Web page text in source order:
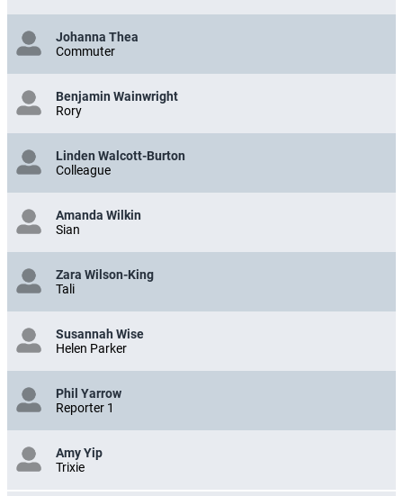
Johanna Thea
Commuter
Benjamin Wainwright
Rory
Linden Walcott-Burton
Colleague
Amanda Wilkin
Sian
Zara Wilson-King
Tali
Susannah Wise
Helen Parker
Phil Yarrow
Reporter 1
Amy Yip
Trixie